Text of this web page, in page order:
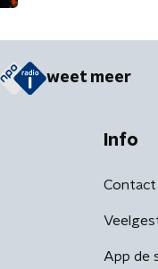
weet meer
Info
Contact
App de